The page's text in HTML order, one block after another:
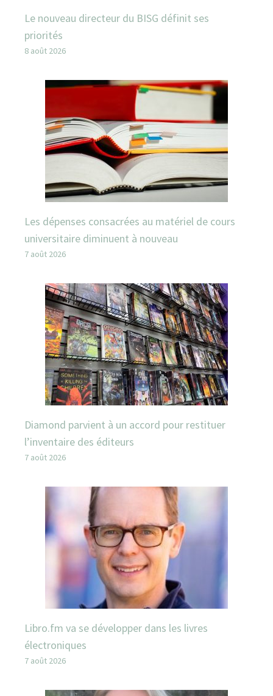
Le nouveau directeur du BISG définit ses
priorités
8 août 2026
Les dépenses consacrées au matériel de cours
universitaire diminuent à nouveau
7 août 2026
Diamond parvient à un accord pour restituer
l’inventaire des éditeurs
7 août 2026
Libro.fm va se développer dans les livres
électroniques
7 août 2026